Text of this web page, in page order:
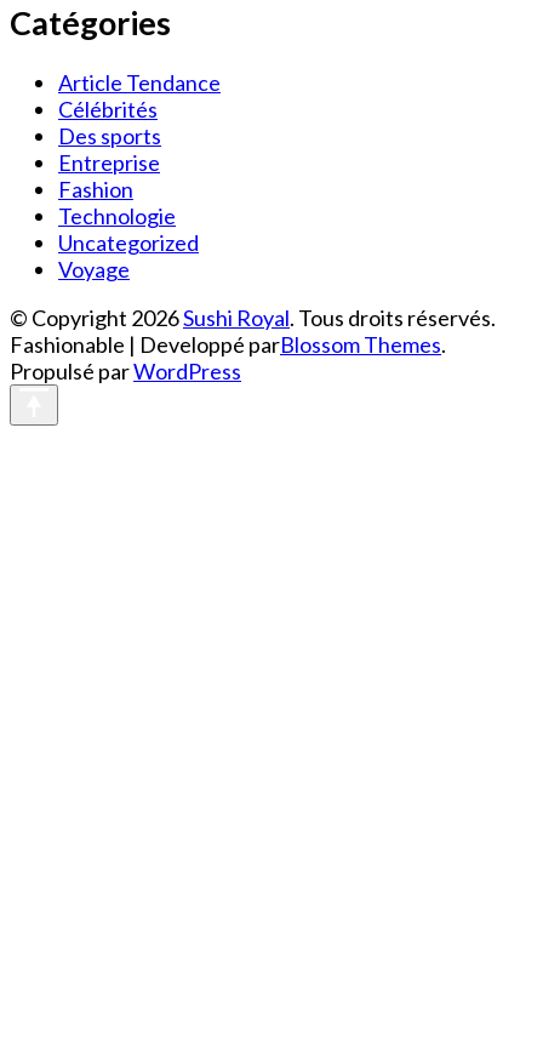
Catégories
Article Tendance
Célébrités
Des sports
Entreprise
Fashion
Technologie
Uncategorized
Voyage
© Copyright 2026Sushi Royal. Tous droits réservés.
Fashionable | Developpé parBlossom Themes.
Propulsé parWordPress